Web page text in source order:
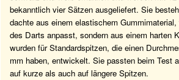
bekanntlich vier Sätzen ausgeliefert. Sie
dachte aus einem elastischem
des Darts anpasst, sondern aus einem harten
wurden für Standardspitzen, die einen
mm haben, entwickelt. Sie passten beim Test
auf kurze als auch auf längere Spitzen.